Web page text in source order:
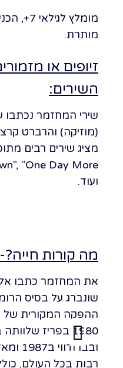
מותרת.
זיופים או
השירים:
שירי המחזמר נכתבו
(מוזיקה) והרברט
ועוד.
מה קורות
את המחזמר כתבו
שונברג על בסיס
ההפקה המקורית של
רבות בכל העולם,